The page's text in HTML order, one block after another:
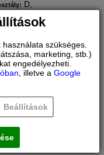
D,
terítékes,
45 dB, Súly: 9 kg
Márkabolt ár:
199.900
szükséges.
marketing, stb.)
engedélyezheti.
, illetve a Google
Beállítások